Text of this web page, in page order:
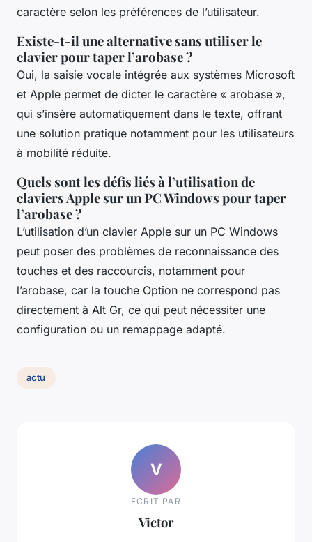
caractère selon les préférences de l’utilisateur.
Existe-t-il une alternative sans utiliser le
clavier pour taper l’arobase ?
Oui, la saisie vocale intégrée aux systèmes Microsoft
et Apple permet de dicter le caractère « arobase »,
qui s’insère automatiquement dans le texte, offrant
une solution pratique notamment pour les utilisateurs
à mobilité réduite.
Quels sont les défis liés à l’utilisation de
claviers Apple sur un PC Windows pour taper
l’arobase ?
L’utilisation d’un clavier Apple sur un PC Windows
peut poser des problèmes de reconnaissance des
touches et des raccourcis, notamment pour
l’arobase, car la touche Option ne correspond pas
directement à Alt Gr, ce qui peut nécessiter une
configuration ou un remappage adapté.
actu
V
ECRIT PAR
Victor